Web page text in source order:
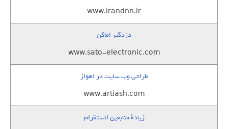
www.irandnn.ir
دزدگیر اماکن
www.sato-electronic.com
طراحی وب سایت در اهواز
www.artiash.com
زيادة متابعين انستقرام